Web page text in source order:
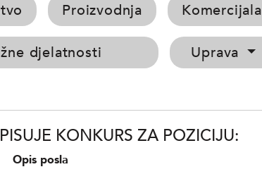
Proizvodnja Komercijala
djelatnosti Uprava
KONKURS ZA POZICIJU:
Opis posla